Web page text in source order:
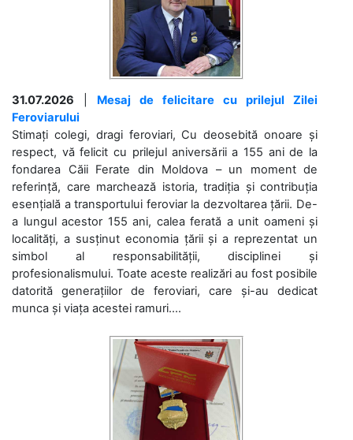
31.07.2026
Mesaj de felicitare cu prilejul Zilei
Feroviarului
Stimați colegi, dragi feroviari, Cu deosebită onoare și
respect, vă felicit cu prilejul aniversării a 155 ani de la
fondarea Căii Ferate din Moldova – un moment de
referință, care marchează istoria, tradiția și contribuția
esențială a transportului feroviar la dezvoltarea țării. De-
a lungul acestor 155 ani, calea ferată a unit oameni și
localități, a susținut economia țării și a reprezentat un
simbol al responsabilității, disciplinei și
profesionalismului. Toate aceste realizări au fost posibile
datorită generațiilor de feroviari, care și-au dedicat
munca și viața acestei ramuri....